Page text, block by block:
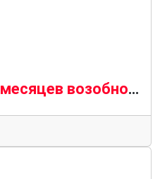
Спустя несколько месяцев возобновился спор между Linux Mint и разработчиками GNOME Calendar